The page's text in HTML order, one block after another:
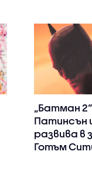
„Батман
Патинсън
развива в
Готъм